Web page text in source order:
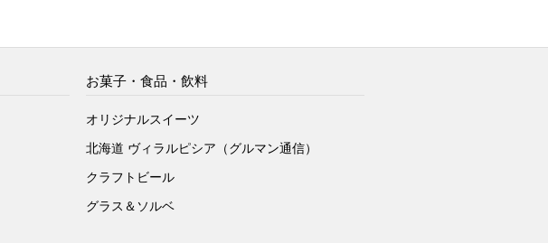
お菓子・食品・飲料
オリジナルスイーツ
北海道 ヴィラルピシア（グルマン通信）
クラフトビール
グラス＆ソルベ